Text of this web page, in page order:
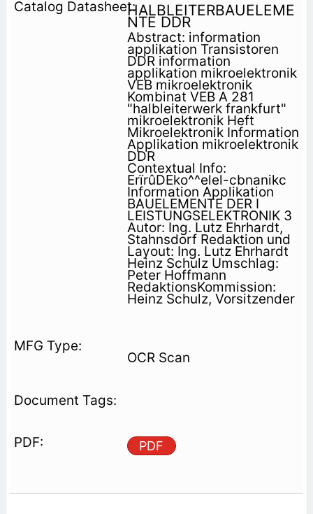
HALBLEITERBAUELEME
NTE DDR
Abstract: information
applikation Transistoren
DDR information
applikation mikroelektronik
VEB mikroelektronik
Kombinat VEB A 281
"halbleiterwerk frankfurt"
mikroelektronik Heft
Mikroelektronik Information
Applikation mikroelektronik
DDR
Contextual Info:
ErïrûDEko^^elel-cbnanikc
Information Applikation
BAUELEMENTE DER I
LEISTUNGSELEKTRONIK 3
Autor: Ing. Lutz Ehrhardt,
Stahnsdorf Redaktion und
Layout: Ing. Lutz Ehrhardt
Heinz Schulz Umschlag:
Peter Hoffmann
RedaktionsKommission:
Heinz Schulz, Vorsitzender
OCR Scan
PDF